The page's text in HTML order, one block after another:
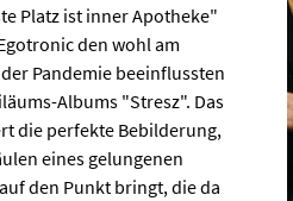
Platz ist inner Apotheke"
den wohl am
Pandemie beeinflussten
Albums "Stresz". Das
die perfekte Bebilderung,
eines gelungenen
den Punkt bringt, die da